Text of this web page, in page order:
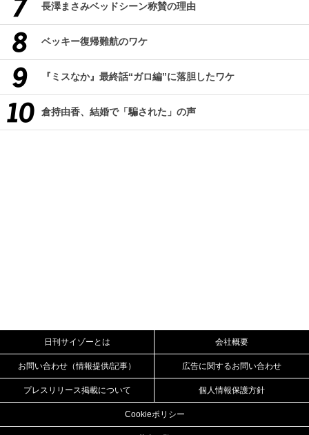
長澤まさみベッドシーン称賛の理由
ベッキー復帰難航のワケ
『ミスなか』最終話“ガロ編”に落胆したワケ
倉持由香、結婚で「騙された」の声
日刊サイゾーとは 会社概要
お問い合わせ（情報提供/記事） 広告に関するお問い合わせ
プレスリリース掲載について 個人情報保護方針
Cookieポリシー